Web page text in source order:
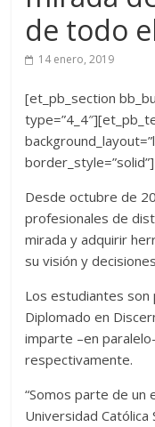
de todo
14 enero, 2019
[et_pb_section
border_style=”solid”]
Desde octubre de
profesionales de
mirada y adquirir
su visión y
Los estudiantes son
Diplomado en
imparte –en
respectivamente.
“Somos parte de un
Universidad Católica